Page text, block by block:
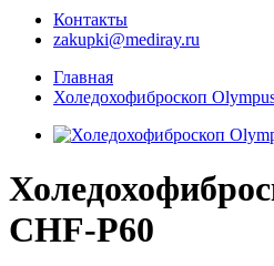
Контакты
zakupki@mediray.ru
Главная
Холедохофиброскоп
CHF-P60